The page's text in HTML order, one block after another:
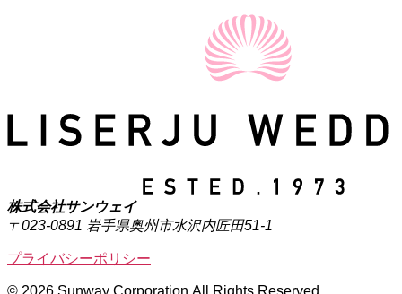
株式会社サンウェイ
〒023-0891 岩手県奥州市水沢内匠田51-1
プライバシーポリシー
© 2026 Sunway Corporation,All Rights Reserved.